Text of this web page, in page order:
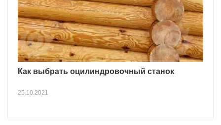
Как выбрать оцилиндровочный станок
25.10.2021